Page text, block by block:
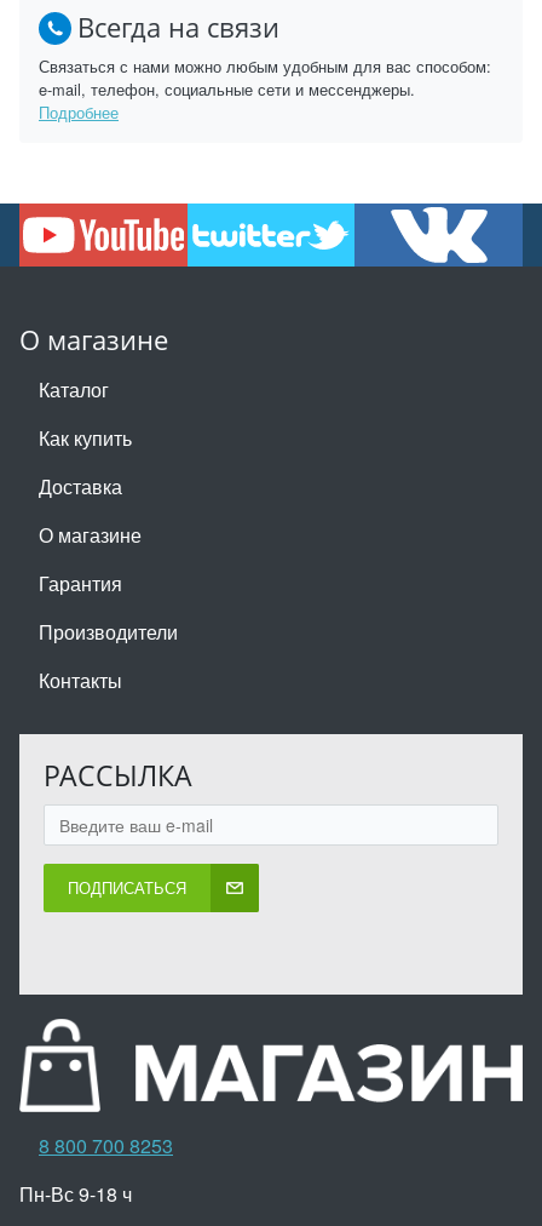
Всегда на связи
Связаться с нами можно любым удобным для вас способом:
e-mail, телефон, социальные сети и мессенджеры.
Подробнее
О магазине
Каталог
Как купить
Доставка
О магазине
Гарантия
Производители
Контакты
РАССЫЛКА
ПОДПИСАТЬСЯ
8 800 700 8253
Пн-Вс 9-18 ч